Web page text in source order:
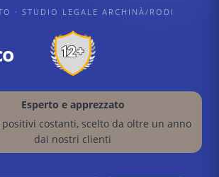
· STUDIO LEGALE ARCHINÀ/RODI
Esperto e apprezzato
positivi costanti, scelto da oltre un anno
dai nostri clienti